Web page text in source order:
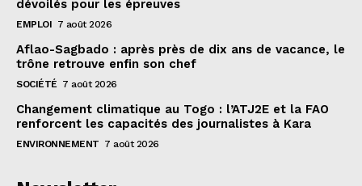
dévoilés pour les épreuves
EMPLOI 7 août 2026
Aflao-Sagbado : après près de dix ans de vacance, le
trône retrouve enfin son chef
SOCIÉTÉ 7 août 2026
Changement climatique au Togo : l’ATJ2E et la FAO
renforcent les capacités des journalistes à Kara
ENVIRONNEMENT 7 août 2026